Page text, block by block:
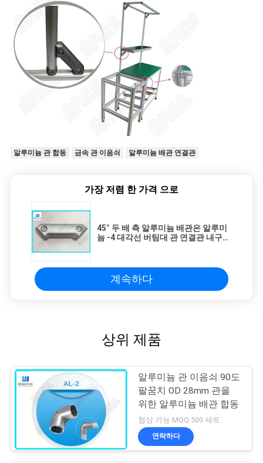
알루미늄 관 합동 금속 관 이음쇠 알루미늄 배관 연결관
가장 저렴 한 가격 으로
45° 두 배 측 알루미늄 배관은 알루미
늄 -4 대각선 버팀대 관 연결관 내구재
계속하다
상위 제품
알루미늄 관 이음쇠 90도
팔꿈치 OD 28mm 관을
위한 알루미늄 배관 합동
협상 가능 MOQ:500 세트
연락하다